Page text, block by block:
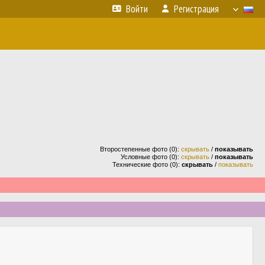
Войти Регистрация
Второстепенные фото (0): скрывать / показывать
Условные фото (0): скрывать / показывать
Технические фото (0): скрывать / показывать